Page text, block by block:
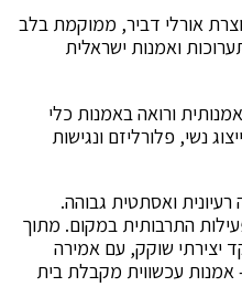
אורלי דביר, ממוקמת בלב
ואמנות ישראלית
ורואה באמנות כלי
נשי, פלורליזם ונגישות
ואסתטית גבוהה.
התרבותית במקום. מתוך
יצירתי שוקק, עם אמירה
אמנות עכשווית מקבלת בית